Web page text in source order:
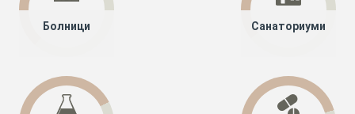
Болници Санаториуми